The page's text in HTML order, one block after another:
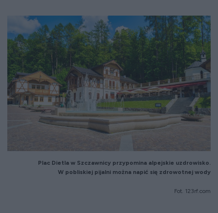
Plac Dietla w Szczawnicy przypomina alpejskie uzdrowisko.
W pobliskiej pijalni można napić się zdrowotnej wody
Fot. 123rf.com